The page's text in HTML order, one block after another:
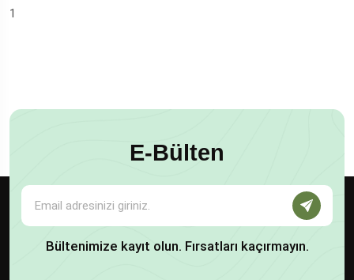
1
E-Bülten
Bültenimize kayıt olun. Fırsatları kaçırmayın.